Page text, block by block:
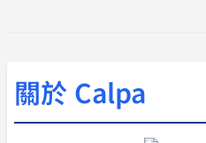
關於 Calpa